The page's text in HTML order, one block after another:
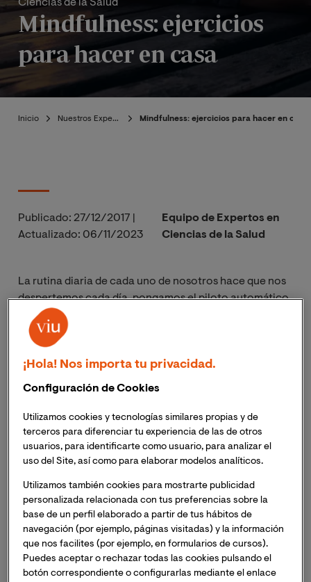
Ciencias de la Salud
Mindfulness: ejercicios
para hacer en casa
Inicio Nuestros Expertos Mindfulness: ejercicios para hacer en casa
Publicado: 27/12/2017
Actualizado: 06/11/2023
Equipo de Expertos en
Ciencias de la Salud
La rutina diaria de cada uno de nosotros hace que nos
despertemos cada día, pongamos el piloto automático
y no tengamos tiempo para nosotros mismos ni para
disfrutar de cada momento.
consiste el mindfulness y qué ejercicios puedes
hacer en casa para relajarte.
meditación que centra su atención en el momento
presente, en el aquí y ahora.Seguramente te ha
ocurrido en alguna ocasión que subes en el metro para
ir a trabajar y no recuerdas nada del trayecto. La
atención plena te permite poner todos los sentidos
alerta para ver lo que sucede alrededor en lugar de
centrarte en tus pensamientos.
¡Hola! Nos importa tu privacidad.
Configuración de Cookies
Utilizamos cookies y tecnologías similares propias y de
terceros para diferenciar tu experiencia de las de otros
usuarios, para identificarte como usuario, para analizar el
uso del Site, así como para elaborar modelos analíticos.
Utilizamos también cookies para mostrarte publicidad
personalizada relacionada con tus preferencias sobre la
base de un perfil elaborado a partir de tus hábitos de
navegación (por ejemplo, páginas visitadas) y la información
que nos facilites (por ejemplo, en formularios de cursos).
Puedes aceptar o rechazar todas las cookies pulsando el
botón correspondiente o configurarlas mediante el enlace